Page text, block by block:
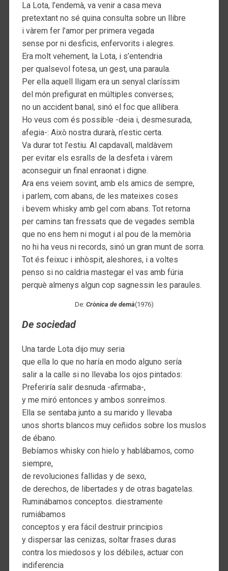
La Lota, l’endemà, va venir a casa meva
pretextant no sé quina consulta sobre un llibre
i vàrem fer l’amor per primera vegada
sense por ni desficis, enfervorits i alegres.
Era molt vehement, la Lota, i s’entendria
per qualsevol fotesa, un gest, una paraula.
Per ella aquell lligam era un senyal claríssim
del món prefigurat en múltiples converses;
no un accident banal, sinó el foc que allibera.
Ho veus com és possible -deia i, desmesurada,
afegia-: Això nostra durarà, n’estic certa.
Va durar tot l’estiu. Al capdavall, maldàvem
per evitar els esralls de la desfeta i vàrem
aconseguir un final enraonat i digne.
Ara ens veiem sovint, amb els amics de sempre,
i parlem, com abans, de les mateixes coses
i bevem whisky amb gel com abans. Tot retorna
per camins tan fressats que de vegades sembla
que no ens hem ni mogut i al pou de la memòria
no hi ha veus ni records, sinó un gran munt de sorra.
Tot és feixuc i inhòspit, aleshores, i a voltes
penso si no caldria mastegar el vas amb fúria
perquè almenys algun cop sagnessin les paraules.
De: Crònica de demà(1976)
De sociedad
Una tarde Lota dijo muy seria
que ella lo que no haría en modo alguno sería
salir a la calle si no llevaba los ojos pintados:
Preferiría salir desnuda -afirmaba-,
y me miró entonces y ambos sonreímos.
Ella se sentaba junto a su marido y llevaba
unos shorts blancos muy ceñidos sobre los muslos
de ébano.
Bebíamos whisky con hielo y hablábamos, como
siempre,
de revoluciones fallidas y de sexo,
de derechos, de libertades y de otras bagatelas.
Ruminábamos conceptos. diestramente
rumiábamos
conceptos y era fácil destruir principios
y dispersar las cenizas, soltar frases duras
contra los miedosos y los débiles, actuar con
indiferencia